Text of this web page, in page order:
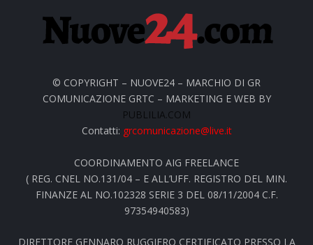
© COPYRIGHT – NUOVE24 – MARCHIO DI GR
COMUNICAZIONE GRTC – MARKETING E WEB BY
PUBLILIA.COM
Contatti: grcomunicazione@live.it
COORDINAMENTO AIG FREELANCE
( REG. CNEL NO.131/04 – E ALL’UFF. REGISTRO DEL MIN.
FINANZE AL NO.102328 SERIE 3 DEL 08/11/2004 C.F.
97354940583)
DIRETTORE GENNARO RUGGIERO CERTIFICATO PRESSO LA